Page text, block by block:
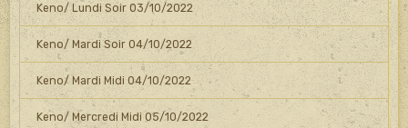
Keno/ Lundi Soir 03/10/2022
Keno/ Mardi Soir 04/10/2022
Keno/ Mardi Midi 04/10/2022
Keno/ Mercredi Midi 05/10/2022